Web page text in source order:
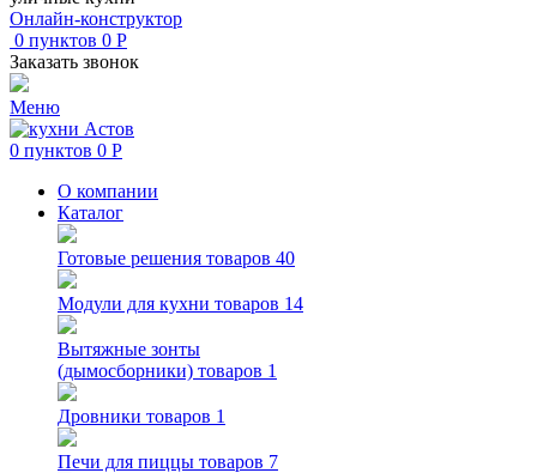
Онлайн-конструктор
0 пунктов 0 Р
Заказать звонок
Меню
0 пунктов 0 Р
О компании
Каталог
Готовые решения товаров 40
Модули для кухни товаров 14
Вытяжные зонты
(дымосборники) товаров 1
Дровники товаров 1
Печи для пиццы товаров 7